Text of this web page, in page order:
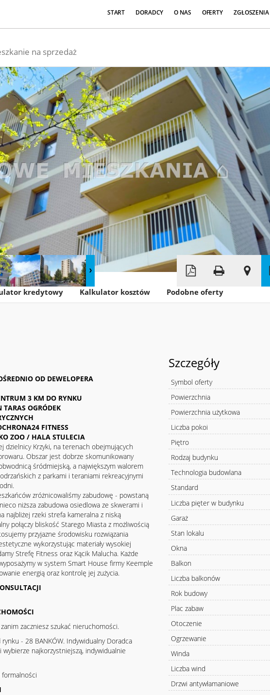
START DORADCY O NAS OFERTY ZGŁOSZENIA
na sprzedaż
Leaflet|© MapTiler ©OpenStreetMap
kredytowy Kalkulator kosztów Podobne oferty
OD DEWELOPERA
3 KM DO RYNKU
OGRÓDEK
FITNESS
ZOO / HALA STULECIA
dzielnicy Krzyki, na terenach obejmujących
Obszar jest dobrze skomunikowany
śródmiejską, a największym walorem
z parkami i teraniami rekreacyjnymi
zróżnicowaliśmy zabudowę - powstaną
niższa zabudowa osiedlowa ze skwerami i
najbliżej rzeki strefa kameralna z niską
połączy bliskość Starego Miasta z możliwością
przyjazne środowisku rozwiązania
wykorzystując materiały wysokiej
Strefę Fitness oraz Kącik Malucha. Każde
w system Smart House firmy Keemple
energią oraz kontrolę jej zużycia.
zaczniesz szukać nieruchomości.
- 28 BANKÓW. Indywidualny Doradca
najkorzystniejszą, indywidualnie
formalności
Szczegóły
Symbol oferty
Powierzchnia
Powierzchnia użytkowa
Liczba pokoi
Piętro
Rodzaj budynku
Technologia budowlana
Standard
Liczba pięter w budynku
Garaż
Stan lokalu
Okna
Balkon
Liczba balkonów
Rok budowy
Plac zabaw
Otoczenie
Ogrzewanie
Winda
Liczba wind
Drzwi antywłamaniowe